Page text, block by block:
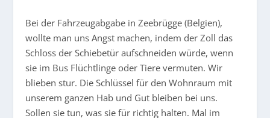
Bei der Fahrzeugabgabe in Zeebrügge (Belgien),
wollte man uns Angst machen, indem der Zoll das
Schloss der Schiebetür aufschneiden würde, wenn
sie im Bus Flüchtlinge oder Tiere vermuten. Wir
blieben stur. Die Schlüssel für den Wohnraum mit
unserem ganzen Hab und Gut bleiben bei uns.
Sollen sie tun, was sie für richtig halten. Mal im